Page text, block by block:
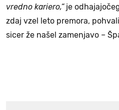
vredno kariero,“ je
zdaj vzel leto premora,
sicer že našel zamenjavo –